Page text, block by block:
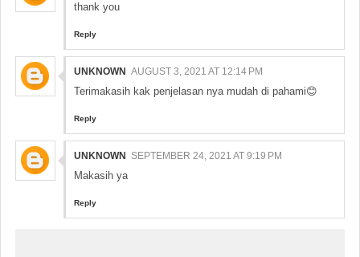
thank you
Reply
UNKNOWN AUGUST 3, 2021 AT 12:14 PM
Terimakasih kak penjelasan nya mudah di pahami😊
Reply
UNKNOWN SEPTEMBER 24, 2021 AT 9:19 PM
Makasih ya
Reply